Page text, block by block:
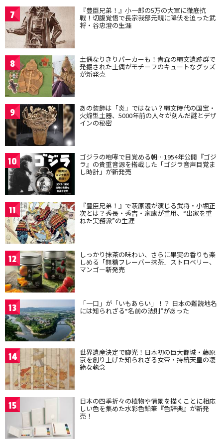
7 『豊臣兄弟！』小一郎の5万の大軍に徹底抗
戦！切腹覚悟で長宗我部元親に降伏を迫った武
将・谷忠澄の生涯
8 土偶なりきりパーカーも！青森の縄文遺跡群で
発掘された土偶がモチーフのキュートなグッズ
が新発売
9 あの装飾は「炎」ではない？縄文時代の国宝・
火焔型土器、5000年前の人々が刻んだ謎とデザ
インの秘密
10 ゴジラの咆哮で目覚める朝…1954年公開『ゴジ
ラ』の貴重音源を搭載した「ゴジラ音声目覚ま
し時計」が新発売
11 『豊臣兄弟！』で萩原護が演じる武将・小堀正
次とは？秀長・秀吉・家康が重用、“出家を重
ねた実務派”の生涯
12 しっかり抹茶の味わい、さらに果実の香りも楽
しめる「無糖フレーバー抹茶」ストロベリー、
マンゴー新発売
13 「一口」が「いもあらい」！？ 日本の難読地名
には知られざる“名前の法則”があった
14 世界遺産決定で脚光！日本初の巨大都城・藤原
京を創り上げた知られざる女帝・持統天皇の凄
絶な執念
15 日本の四季折々の植物や情景を描くことに相応
しい色を集めた水彩色鉛筆『色辞典』が新発
売！